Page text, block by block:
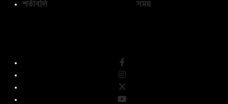
শর্তাবলি
সময়